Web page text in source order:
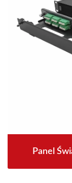
Panel